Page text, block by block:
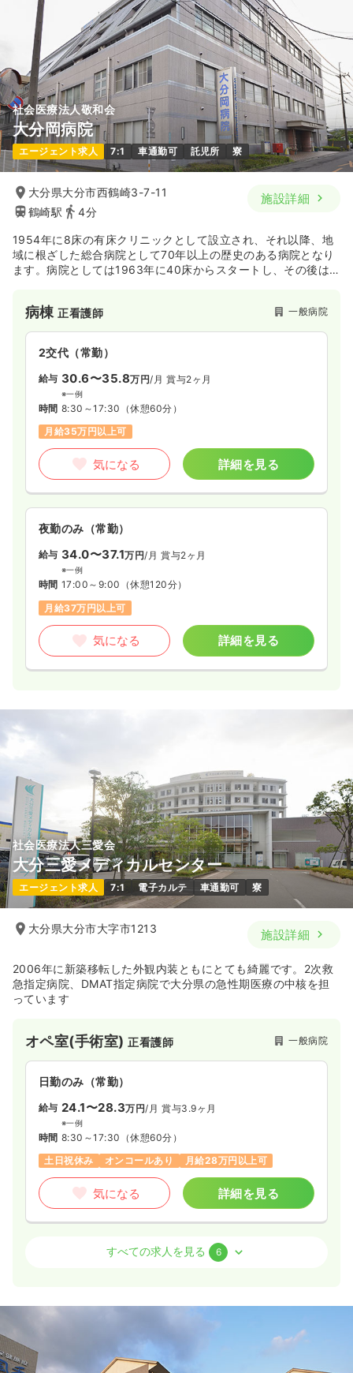
社会医療法人敬和会
大分岡病院
エージェント求人 7:1 車通勤可 託児所 寮
大分県大分市西鶴崎3-7-11
鶴崎駅
4分
施設詳細
1954年に8床の有床クリニックとして設立され、それ以降、地
域に根ざした総合病院として70年以上の歴史のある病院となり
ます。病院としては1963年に40床からスタートし、その後は
院としては、救急の受け入れ台数は大分市内トップクラスの約
2,000台/年となります。手術室は5部屋を有し、約2,000件/年
の手術を実施されています。大分市内では限られた病院しか実
施していない心臓血管外科の手術をはじめとして、消化器外
科・整形外科・脳神経外科など幅広い疾患の手術をおこなって
社会医療法人敬和会としては、地域の様々な医療・介護ニーズ
リテーション病院、精神科病院、在宅・緩和ケアクリニック、
介護施設など）を運営しており、法人全体の職員数は1,200名
(うち大分岡病院609名・うち看護部327名)を超える体制となっ
ております。
病棟正看護師 一般病院
2交代（常勤）
給与 30.6〜35.8万円/月 賞与2ヶ月
※一例
時間 8:30～17:30 （休憩60分）
月給35万円以上可
気になる 詳細を見る
夜勤のみ（常勤）
給与 34.0〜37.1万円/月 賞与2ヶ月
※一例
時間 17:00～9:00 （休憩120分）
月給37万円以上可
気になる 詳細を見る
社会医療法人三愛会
大分三愛メディカルセンター
エージェント求人 7:1 電子カルテ 車通勤可 寮
大分県大分市大字市1213 施設詳細
2006年に新築移転した外観内装ともにとても綺麗です。2次救
急指定病院、DMAT指定病院で大分県の急性期医療の中核を担
っています
オペ室(手術室)正看護師 一般病院
日勤のみ（常勤）
給与 24.1〜28.3万円/月 賞与3.9ヶ月
※一例
時間 8:30～17:30 （休憩60分）
土日祝休み
オンコールあり 月給28万円以上可
気になる 詳細を見る
（休憩60分）
月給25万円以上可
すべての求人を見る 6